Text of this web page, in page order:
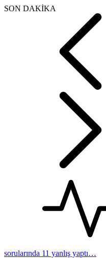
SON DAKİKA
sorularında 11 yanlış yaptı…